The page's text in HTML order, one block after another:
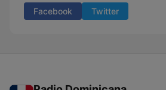
Facebook Twitter